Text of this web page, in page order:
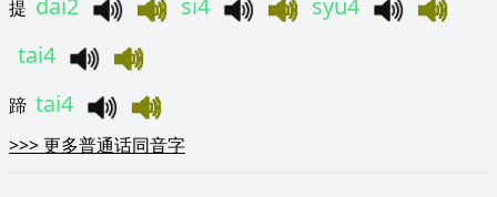
提 dai2 si4
syu4
tai4
蹄 tai4
>>>更多普通话同音字